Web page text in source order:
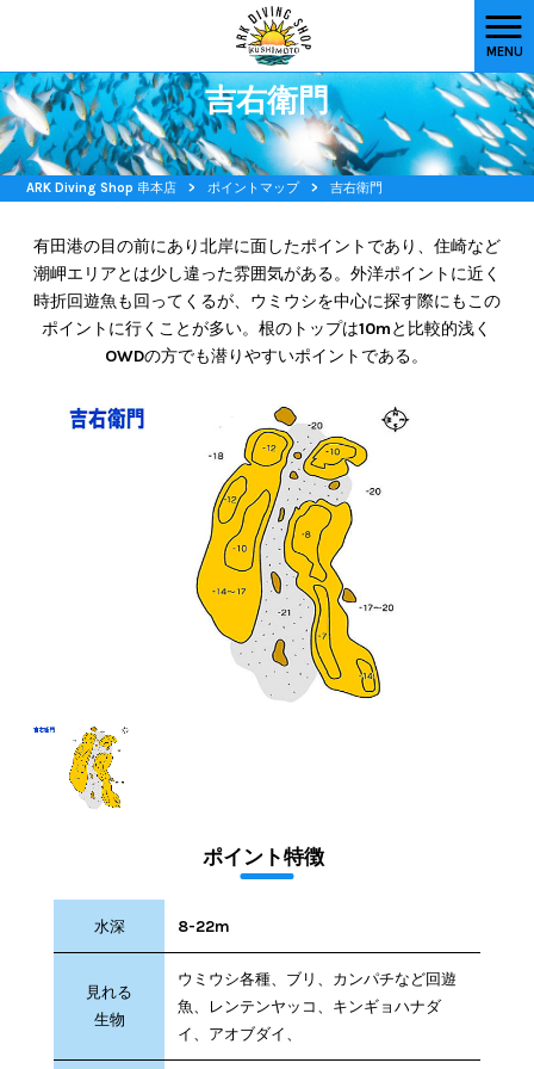
MENU
吉右衛門
ARK Diving Shop 串本店 > ポイントマップ > 吉右衛門
有田港の目の前にあり北岸に面したポイントであり、住崎など
潮岬エリアとは少し違った雰囲気がある。外洋ポイントに近く
時折回遊魚も回ってくるが、ウミウシを中心に探す際にもこの
ポイントに行くことが多い。根のトップは10mと比較的浅く
OWDの方でも潜りやすいポイントである。
ポイント特徴
水深 8-22m
見れる
生物
ウミウシ各種、ブリ、カンパチなど回遊
魚、レンテンヤッコ、キンギョハナダ
イ、アオブダイ、